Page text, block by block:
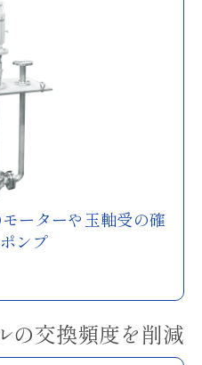
ーターや玉軸受の確
ンプ
の交換頻度を削減